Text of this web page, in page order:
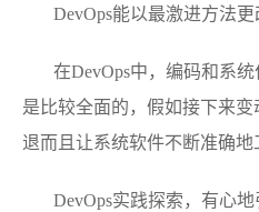
DevOps能以最激进方法
在DevOps中，编码和系
是比较全面的，假如接下来
退而且让系统软件不断准确地
DevOps实践探索，有心